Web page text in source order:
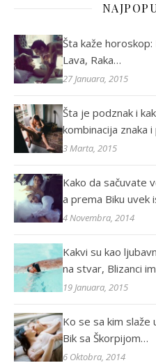
Šta kaže
Lava, Raka…
27 Januara, 2015
Šta je podznak i
kombinacija znaka
3 Marta, 2015
Kako da sačuvate
a prema Biku uvek
4 Novembra, 2014
Kakvi su kao
na stvar, Blizanci
19 Januara, 2015
Ko se sa kim slaže
Bik sa Škorpijom…
6 Oktobra, 2014